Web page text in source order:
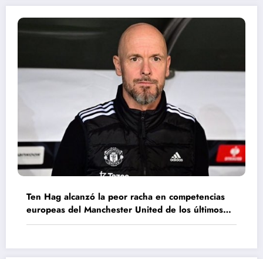
Ten Hag alcanzó la peor racha en competencias
europeas del Manchester United de los últimos
40 años